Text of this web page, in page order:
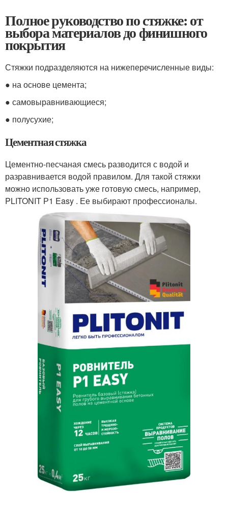
Полное руководство по стяжке: от
выбора материалов до финишного
покрытия
Стяжки подразделяются на нижеперечисленные виды:
● на основе цемента;
● самовыравнивающиеся;
● полусухие;
Цементная стяжка
Цементно-песчаная смесь разводится с водой и
разравнивается водой правилом. Для такой стяжки
можно использовать уже готовую смесь, например,
PLITONIT Р1 Easy . Ее выбирают профессионалы.